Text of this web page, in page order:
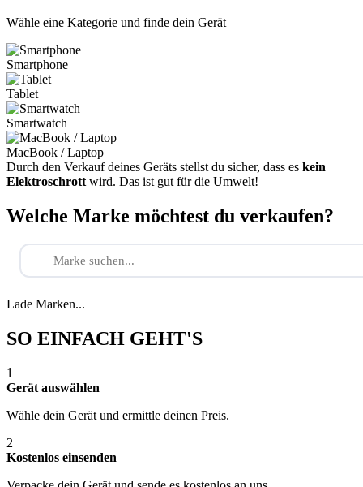
Wähle eine Kategorie und finde dein Gerät
Smartphone
Tablet
Smartwatch
MacBook / Laptop
Durch den Verkauf deines Geräts stellst du sicher, dass es kein
Elektroschrott wird. Das ist gut für die Umwelt!
Welche Marke möchtest du verkaufen?
Lade Marken...
SO EINFACH GEHT'S
1
Gerät auswählen
Wähle dein Gerät und ermittle deinen Preis.
2
Kostenlos einsenden